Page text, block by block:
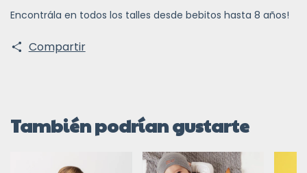
Encontrála en todos los talles desde bebitos hasta 8 años!
Compartir
También podrían gustarte